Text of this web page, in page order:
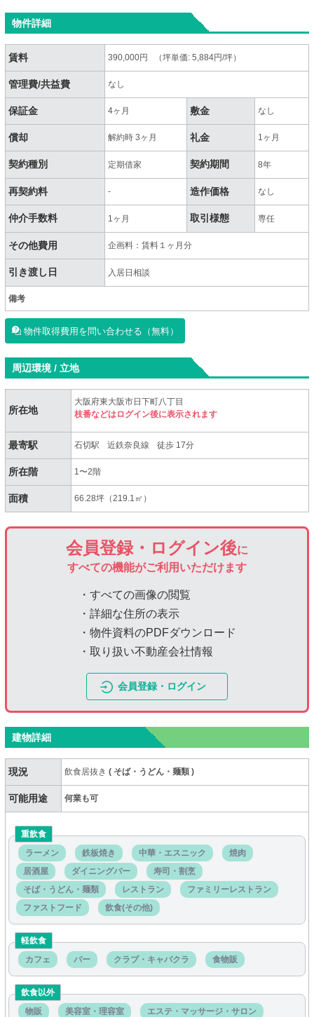
物件詳細
賃料 390,000円 （坪単価: 5,884円/坪）
管理費/共益費 なし
保証金 4ヶ月 敷金 なし
償却 解約時 3ヶ月 礼金 1ヶ月
契約種別 定期借家 契約期間 8年
再契約料 - 造作価格 なし
仲介手数料 1ヶ月 取引様態 専任
その他費用 企画料：賃料１ヶ月分
引き渡し日 入居日相談
備考
物件取得費用を問い合わせる（無料）
周辺環境 / 立地
所在地
大阪府東大阪市日下町八丁目
枝番などはログイン後に表示されます
最寄駅 石切駅 近鉄奈良線 徒歩 17分
所在階 1〜2階
面積 66.28坪（219.1㎡）
会員登録・ログイン後に
すべての機能がご利用いただけます
・すべての画像の閲覧
・詳細な住所の表示
・物件資料のPDFダウンロード
・取り扱い不動産会社情報
会員登録・ログイン
建物詳細
現況 飲食居抜き( そば・うどん・麺類)
可能用途 何業も可
重飲食
ラーメン
鉄板焼き 中華・エスニック
焼肉
居酒屋
ダイニングバー
寿司・割烹
そば・うどん・麺類
レストラン
ファミリーレストラン
ファストフード
飲食(その他)
軽飲食
カフェ
バー クラブ・キャバクラ 食物販
飲食以外
物販
美容室・理容室
エステ・マッサージ・サロン